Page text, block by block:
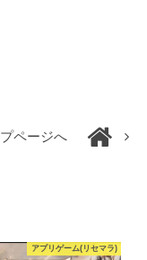
プページへ
アプリゲーム(リセマラ)